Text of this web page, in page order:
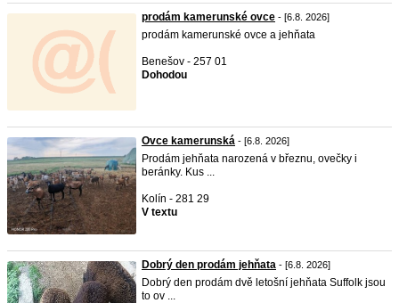
prodám kamerunské ovce - [6.8. 2026]
prodám kamerunské ovce a jehňata
Benešov - 257 01
Dohodou
Ovce kamerunská - [6.8. 2026]
Prodám jehňata narozená v březnu, ovečky i
beránky. Kus ...
Kolín - 281 29
V textu
Dobrý den prodám jehňata - [6.8. 2026]
Dobrý den prodám dvě letošní jehňata Suffolk jsou
to ov ...